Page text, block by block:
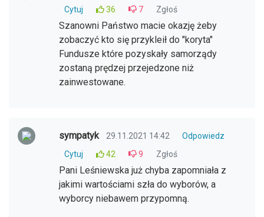
Cytuj
36 7 Zgłoś
Szanowni Państwo macie okazję żeby
zobaczyć kto się przykleił do "koryta"
Fundusze które pozyskały samorządy
zostaną prędzej przejedzone niż
zainwestowane.
sympatyk 29.11.2021 14:42
Odpowiedz
Cytuj
42 9 Zgłoś
Pani Leśniewska już chyba zapomniała z
jakimi wartościami szła do wyborów, a
wyborcy niebawem przypomną.